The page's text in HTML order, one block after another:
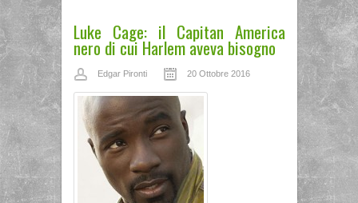
Luke Cage: il Capitan America
nero di cui Harlem aveva bisogno
Edgar Pironti 20 Ottobre 2016